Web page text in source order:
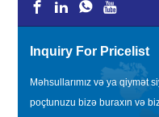
Inquiry For Pricelist
Məhsullarımız və ya qiymət
poçtunuzu bizə buraxın və